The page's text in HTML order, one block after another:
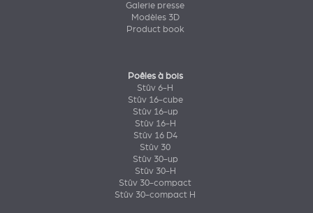
Galerie presse
Modèles 3D
Product book
Poêles à bois
Stûv 6-H
Stûv 16-cube
Stûv 16-up
Stûv 16-H
Stûv 16 D4
Stûv 30
Stûv 30-up
Stûv 30-H
Stûv 30-compact
Stûv 30-compact H